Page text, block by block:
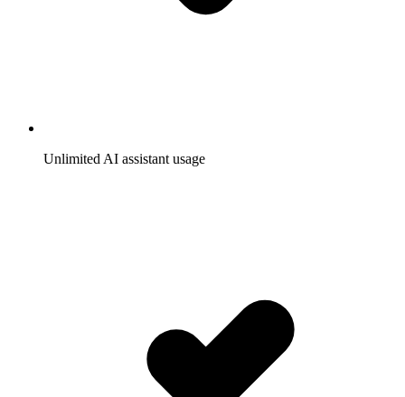
Unlimited AI assistant usage